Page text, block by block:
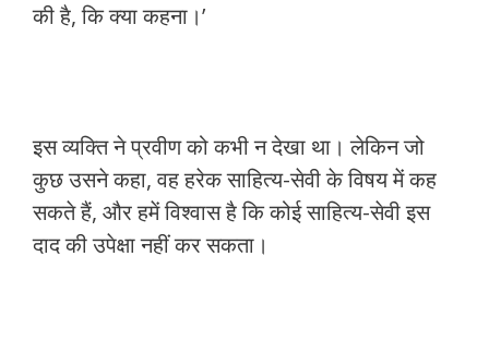
की है, कि क्या कहना।’
इस व्यक्ति ने प्रवीण को कभी न देखा था। लेकिन जो
कुछ उसने कहा, वह हरेक साहित्य-सेवी के विषय में कह
सकते हैं, और हमें विश्वास है कि कोई साहित्य-सेवी इस
दाद की उपेक्षा नहीं कर सकता।